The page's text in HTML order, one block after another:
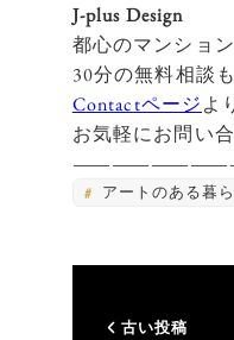
J-plus Design
都心のマンショ
30分の無料相談
Contactページよ
お気軽にお問い
アートのある暮
古い投稿